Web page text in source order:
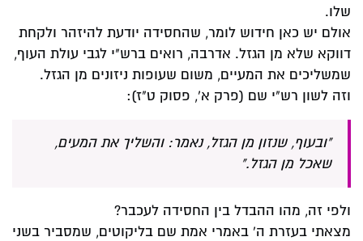
שלו.
אולם יש כאן חידוש לומר, שהחסידה יודעת להיזהר ולקחת
דווקא שלא מן הגזל. אדרבה, רואים ברש"י לגבי עולת העוף,
שמשליכים את המעיים, משום שעופות ניזונים מן הגזל.
וזה לשון רש"י שם (פרק א', פסוק ט"ז):
"ובעוף, שנזון מן הגזל, נאמר: והשליך את המעים,
שאכל מן הגזל."
ולפי זה, מהו ההבדל בין החסידה לעכבר?
מצאתי בעזרת ה' באמרי אמת שם בליקוטים, שמסביר בשני